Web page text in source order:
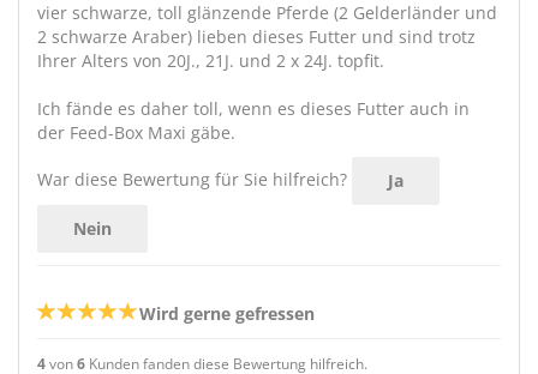
vier schwarze, toll glänzende Pferde (2 Gelderländer und
2 schwarze Araber) lieben dieses Futter und sind trotz
Ihrer Alters von 20J., 21J. und 2 x 24J. topfit.
Ich fände es daher toll, wenn es dieses Futter auch in
der Feed-Box Maxi gäbe.
War diese Bewertung für Sie hilfreich? Ja
Nein
Wird gerne gefressen
4von6 Kunden fanden diese Bewertung hilfreich.